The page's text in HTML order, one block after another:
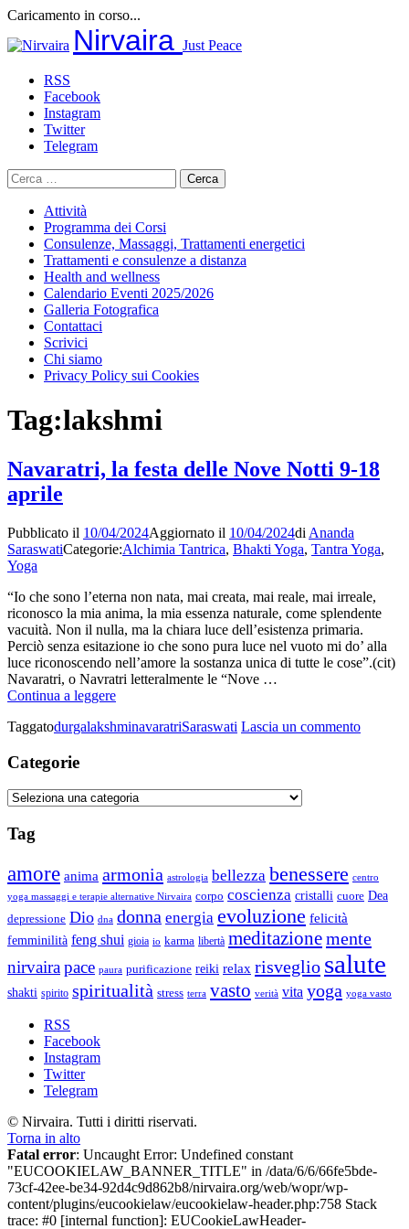
Caricamento in corso...
al
Nirvaira Just Peace
RSS
Facebook
Instagram
Twitter
Telegram
Ricerca
per:
Attività
Programma dei Corsi
Consulenze, Massaggi, Trattamenti energetici
Trattamenti e consulenze a distanza
Health and wellness
Calendario Eventi 2025/2026
Galleria Fotografica
Contattaci
Scrivici
Chi siamo
Privacy Policy sui Cookies
Tag:lakshmi
Navaratri, la festa delle Nove Notti 9-18
aprile
Pubblicato il 10/04/2024Aggiornato il 10/04/2024di Ananda
SaraswatiCategorie:Alchimia Tantrica, Bhakti Yoga, Tantra Yoga,
Yoga
“Io che sono l’eterna non nata, mai creata, mai reale, mai irreale,
riconosco la mia anima, la mia essenza naturale, come splendente
vacuità. Non il nulla, ma la chiara luce dell’esistenza primaria.
Perciò senza esitazione io che sono pura luce nel vuoto mi do’ alla
luce riconoscendo nell’amore la sostanza unica di tutte le cose”.(cit)
Navaratri, o Navratri letteralmente le “Nove …
Continua a leggereNavaratri,
festa
9-
18
TaggatodurgalakshminavaratriSaraswati Lascia un commentosu
aprile
Categorie
Categorie
Tag
amore anima armonia astrologia bellezza benessere centro
yoga massaggi e terapie alternative Nirvaira corpo coscienza cristalli cuore Dea
depressione Dio dna donna energia evoluzione felicità
femminilità feng shui gioia io karma libertà meditazionemente
nirvairapace paura purificazione reiki relax risveglio salute
shakti spirito spiritualità stress terra vasto verità vita yoga yoga vasto
RSS
Facebook
Instagram
Twitter
Telegram
© Nirvaira. Tutti i diritti riservati.
Torna in alto
Fatal error: Uncaught Error: Undefined constant
"EUCOOKIELAW_BANNER_TITLE" in /data/6/6/66fe5bde-
73cf-42ee-be34-92d4c9d862b8/nirvaira.org/web/wopr/wp-
content/plugins/eucookielaw/eucookielaw-header.php:758 Stack
trace: #0 [internal function]: EUCookieLawHeader-